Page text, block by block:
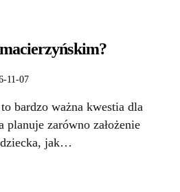
11-07
bardzo ważna kwestia dla
planuje zarówno założenie
jak…